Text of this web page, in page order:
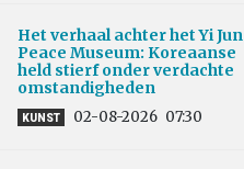
Het verhaal achter het Yi Jun
Peace Museum: Koreaanse
held stierf onder verdachte
omstandigheden
KUNST 02-08-2026 07:30